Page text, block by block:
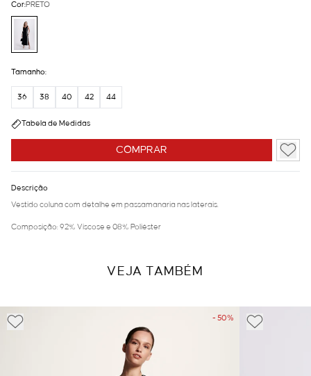
COMPRAR
Cor:PRETO
Tamanho:
36 38 40 42 44
Tabela de Medidas
Descrição
Vestido coluna com detalhe em passamanaria nas laterais.
Composição: 92% Viscose e 08% Poliéster
VEJA TAMBÉM
- 50%